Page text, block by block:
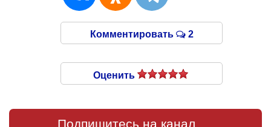
Комментировать 2
Оценить
Подпишитесь на канал